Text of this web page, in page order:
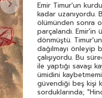
Emir Timur'un
kadar uzanıyordu.
ölümünden sonra
parçalandı. Emir'in
dönmüştü.
dağılmayı önleyip
çalışıyordu. Bu
ile yaptığı savaşı
ümidini
güvendiği beş kişi
sorduklarında;